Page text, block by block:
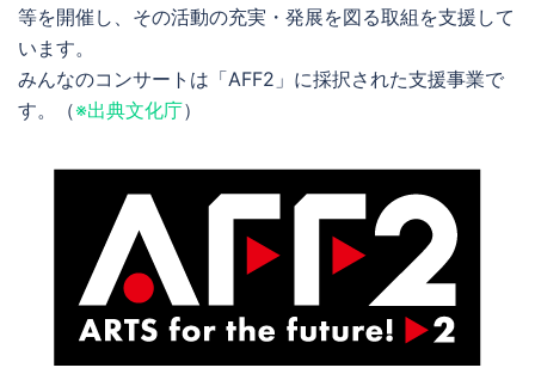
等を開催し、その活動の充実・発展を図る取組を支援して
います。
みんなのコンサートは「AFF2」に採択された支援事業で
す。（※出典文化庁）